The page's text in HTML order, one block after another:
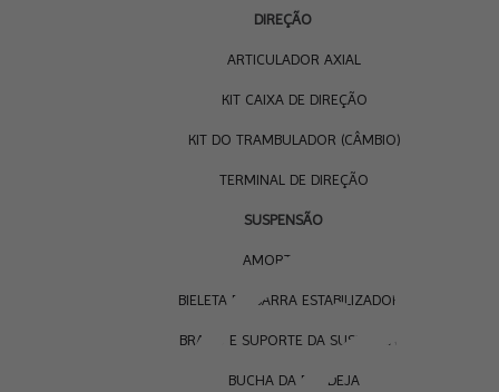
DIREÇÃO
ARTICULADOR AXIAL
KIT CAIXA DE DIREÇÃO
KIT DO TRAMBULADOR (CÂMBIO)
TERMINAL DE DIREÇÃO
SUSPENSÃO
AMORTECEDOR
BIELETA DA BARRA ESTABILIZADORA
BRAÇO E SUPORTE DA SUSPENSÃO
BUCHA DA BANDEJA